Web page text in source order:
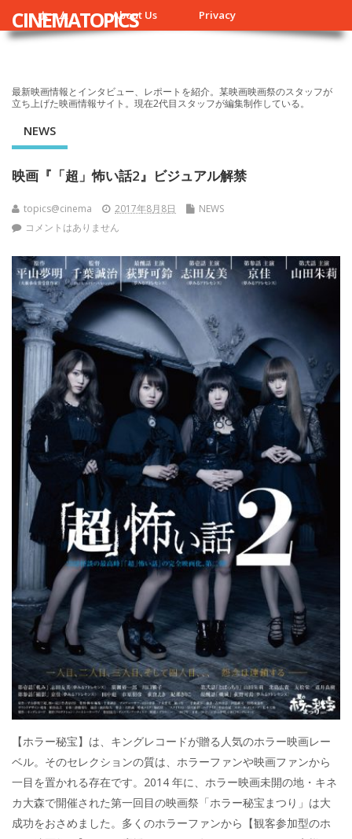
ホーム About Us Privacy
CINEMATOPICS
最新映画情報とインタビュー、レポートを紹介。某映画映画祭のスタッフが
立ち上げた映画情報サイト。現在2代目スタッフが編集制作している。
NEWS
映画『「超」怖い話2』ビジュアル解禁
topics@cinema 2017年8月8日
NEWS
コメントはありません
【ホラー秘宝】は、キングレコードが贈る人気のホラー映画レー
ベル。そのセレクションの質は、ホラーファンや映画ファンから
一目を置かれる存在です。2014 年に、ホラー映画未開の地・キネ
カ大森で開催された第一回目の映画祭「ホラー秘宝まつり」は大
成功をおさめました。多くのホラーファンから【観客参加型のホ